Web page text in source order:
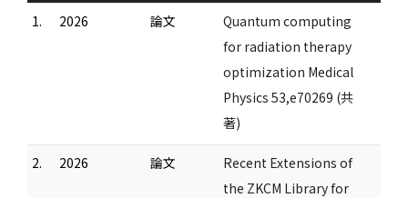
1.
2026 論文
Quantum computing
for radiation therapy
optimization Medical
Physics 53,e70269 (共
著)
2. 2026 論文
Recent Extensions of
the ZKCM Library for